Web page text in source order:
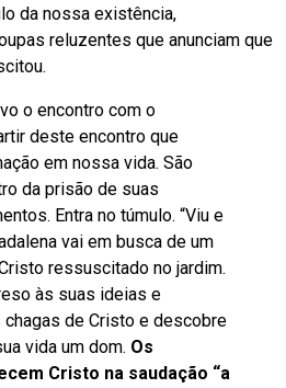
da nossa existência,
reluzentes que anunciam que
o encontro com o
deste encontro que
em nossa vida. São
da prisão de suas
Entra no túmulo. “Viu e
vai em busca de um
ressuscitado no jardim.
às suas ideias e
de Cristo e descobre
vida um dom. Os
Cristo na saudação “a